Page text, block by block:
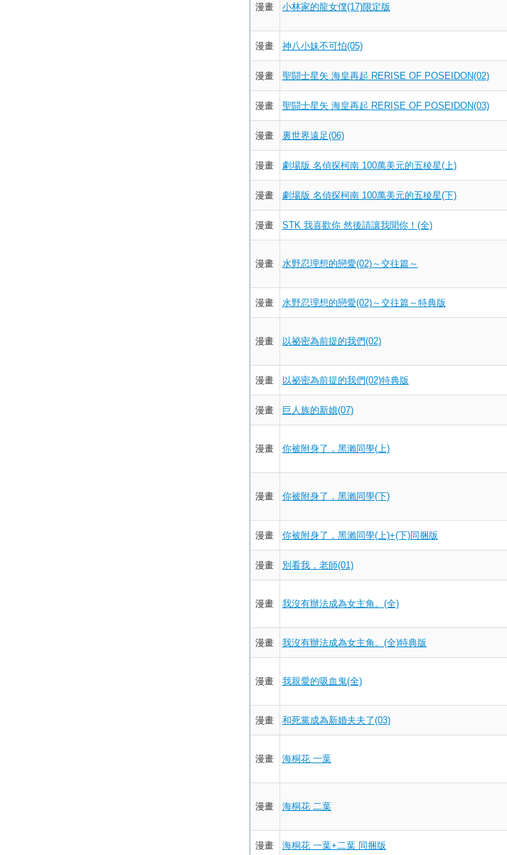
漫畫 小林家的龍女僕(17)限定版
漫畫 神八小妹不可怕(05)
漫畫 聖闘士星矢 海皇再起 RERISE OF POSEIDON(02)
漫畫 聖闘士星矢 海皇再起 RERISE OF POSEIDON(03)
漫畫 裏世界遠足(06)
漫畫 劇場版 名偵探柯南 100萬美元的五稜星(上)
漫畫 劇場版 名偵探柯南 100萬美元的五稜星(下)
漫畫 STK 我喜歡你 然後請讓我聞你！(全)
漫畫 水野忍理想的戀愛(02)～交往篇～
漫畫 水野忍理想的戀愛(02)～交往篇～特典版
漫畫 以祕密為前提的我們(02)
漫畫 以祕密為前提的我們(02)特典版
漫畫 巨人族的新娘(07)
漫畫 你被附身了，黑瀨同學(上)
漫畫 你被附身了，黑瀨同學(下)
漫畫 你被附身了，黑瀨同學(上)+(下)同捆版
漫畫 別看我，老師(01)
漫畫 我沒有辦法成為女主角。(全)
漫畫 我沒有辦法成為女主角。(全)特典版
漫畫 我親愛的吸血鬼(全)
漫畫 和死黨成為新婚夫夫了(03)
漫畫 海桐花 一葉
漫畫 海桐花 二葉
漫畫 海桐花 一葉+二葉 同捆版